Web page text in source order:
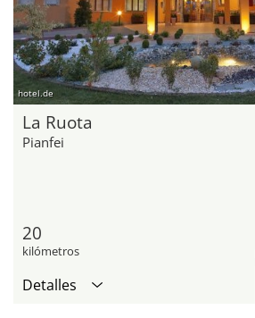
hotel.de
La Ruota
Pianfei
20
kilómetros
Detalles